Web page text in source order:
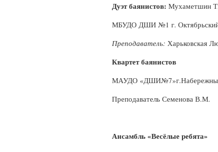
Дуэт баянистов: Мухаметшин
МБУДО ДШИ №1 г.
Преподаватель: Харьковская
Квартет баянистов
МАУДО
Преподаватель Семенова В.М.
Ансамбль «Весёлые ребята»